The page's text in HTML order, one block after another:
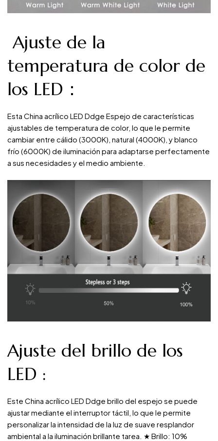
Ajuste de la
temperatura de color de
los LED：
Esta China acrílico LED Ddge Espejo de características
ajustables de temperatura de color, lo que le permite
cambiar entre cálido (3000K), natural (4000K), y blanco
frío (6000K) de iluminación para adaptarse perfectamente
a sus necesidades y el medio ambiente.
Ajuste del brillo de los
LED :
Este China acrílico LED Ddge brillo del espejo se puede
ajustar mediante el interruptor táctil, lo que le permite
personalizar la intensidad de la luz de suave resplandor
ambiental a la iluminación brillante tarea. ★ Brillo: 10%